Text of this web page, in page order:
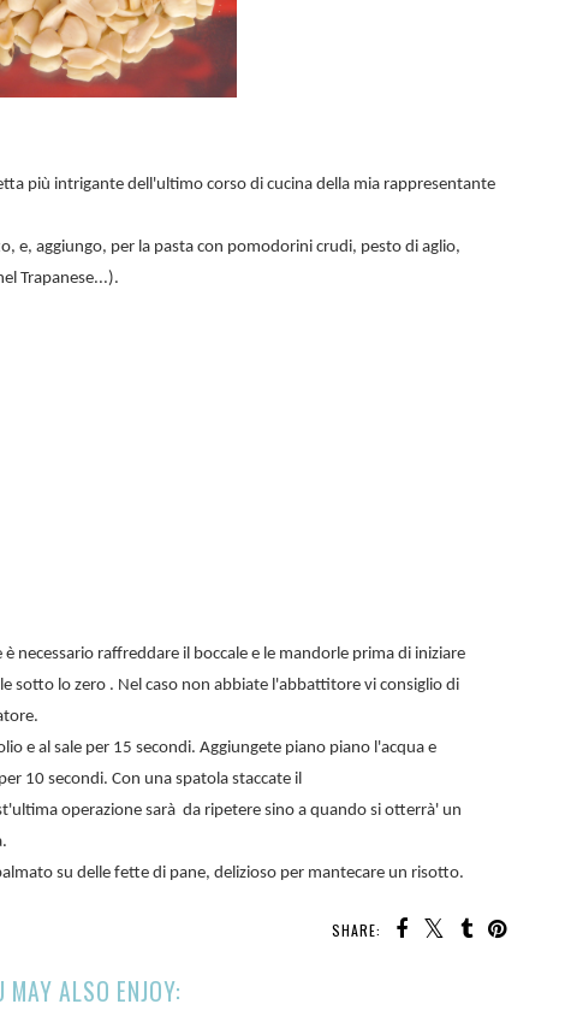
più intrigante dell'ultimo corso di cucina della mia rappresentante
e, aggiungo, per la pasta con pomodorini crudi, pesto di aglio,
Trapanese...).
necessario raffreddare il boccale e le mandorle prima di iniziare
sotto lo zero . Nel caso non abbiate l'abbattitore vi consiglio di
e al sale per 15 secondi. Aggiungete piano piano l'acqua e
10 secondi. Con una spatola staccate il
operazione sarà da ripetere sino a quando si otterrà' un
su delle fette di pane, delizioso per mantecare un risotto.
SHARE:
MAY ALSO ENJOY: